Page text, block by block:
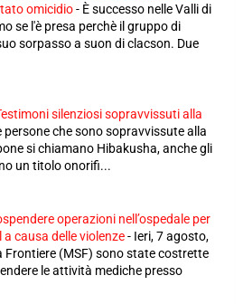
omicidio- È successo nelle Valli di
se l'è presa perchè il gruppo di
sorpasso a suon di clacson. Due
silenziosi sopravvissuti alla
persone che sono sopravvissute alla
si chiamano Hibakusha, anche gli
un titolo onorifi...
operazioni nell’ospedale per
a causa delle violenze- Ieri, 7 agosto,
Frontiere (MSF) sono state costrette
le attività mediche presso